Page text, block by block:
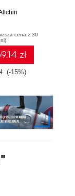
cena z 30
zł
(-15%)